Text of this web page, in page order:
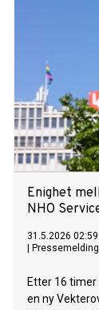
Enighet
NHO
31.5.2026
Pressemelding
Etter 16
en ny